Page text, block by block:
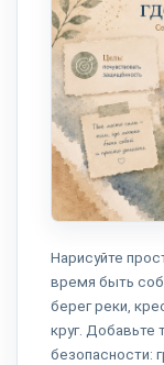
Нарисуйте
время быть
берег реки,
круг. Добавьте
безопасности: